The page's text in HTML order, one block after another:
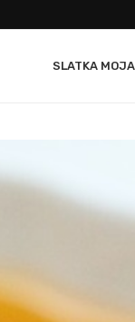
SLATKA